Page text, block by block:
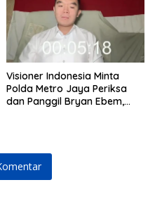
Visioner Indonesia Minta
Polda Metro Jaya Periksa
dan Panggil Bryan Ebem,